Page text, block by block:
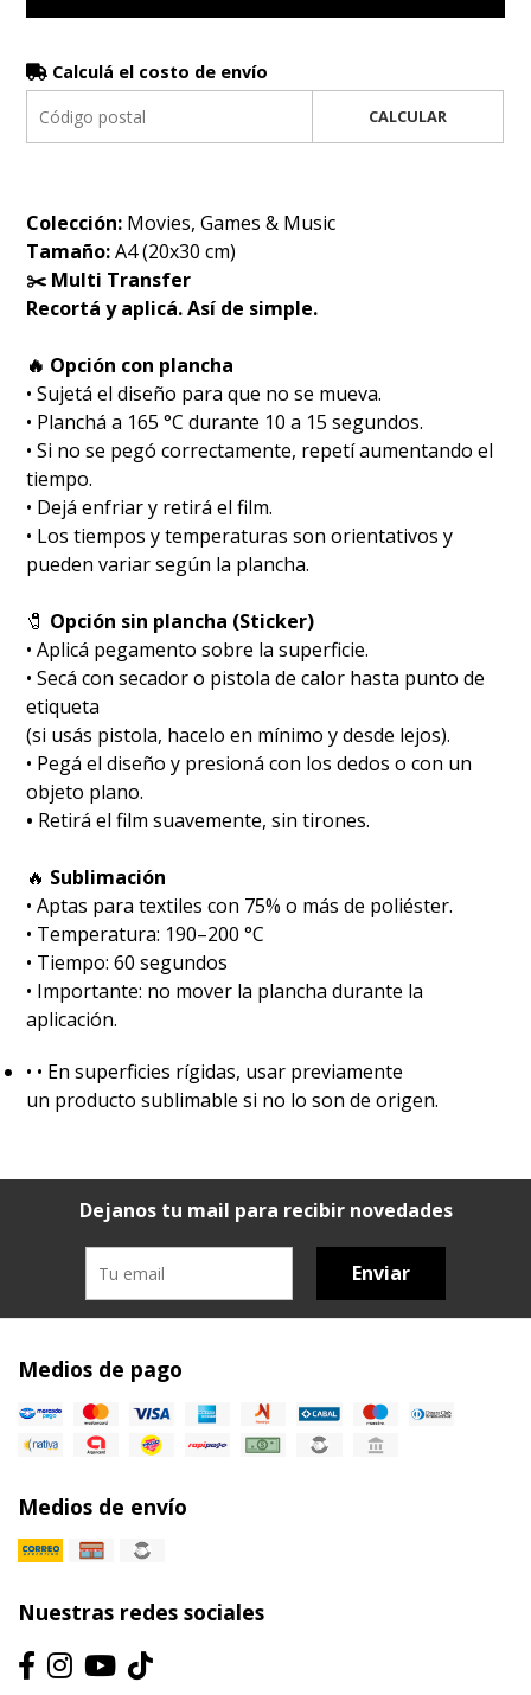
Calculá el costo de envío
CALCULAR
Colección: Movies, Games & Music
Tamaño:A4 (20x30 cm)
✂️ Multi Transfer
Recortá y aplicá. Así de simple.
🔥 Opción con plancha
• Sujetá el diseño para que no se mueva.
• Planchá a 165 °C durante 10 a 15 segundos.
• Si no se pegó correctamente, repetí aumentando el
tiempo.
• Dejá enfriar y retirá el film.
• Los tiempos y temperaturas son orientativos y
pueden variar según la plancha.
🧷 Opción sin plancha (Sticker)
• Aplicá pegamento sobre la superficie.
• Secá con secador o pistola de calor hasta punto de
etiqueta
(si usás pistola, hacelo en mínimo y desde lejos).
• Pegá el diseño y presioná con los dedos o con un
objeto plano.
• Retirá el film suavemente, sin tirones.
🔥 Sublimación
•⁠ ⁠Aptas para textiles con 75% o más de poliéster.
•⁠ ⁠Temperatura: 190–200 °C
•⁠ ⁠Tiempo: 60 segundos
•⁠ ⁠Importante: no mover la plancha durante la
aplicación.
•⁠ ⁠• En superficies rígidas, usar previamente
un producto sublimable si no lo son de origen.
Dejanos tu mail para recibir novedades
Enviar
Medios de pago
Medios de envío
Nuestras redes sociales